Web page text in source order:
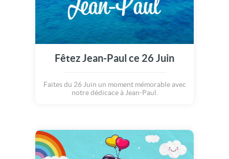
Fêtez Jean-Paul ce 26 Juin
Faites du 26 Juin un moment mémorable avec
notre dédicace à Jean-Paul.